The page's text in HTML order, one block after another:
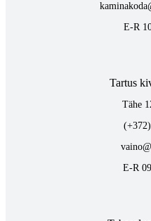
E-R
Tartus
Tähe
E-R